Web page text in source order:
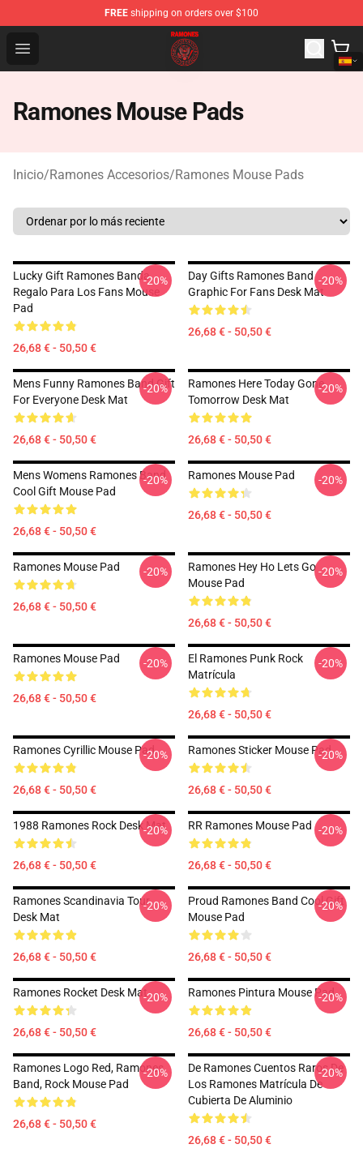
FREE shipping on orders over $100
Open menu
Ramones Store - Official Ramones Merchandise Shop
Ramones Mouse Pads
Inicio/Ramones Accesorios/Ramones Mouse Pads
Lucky Gift Ramones Banda
Regalo Para Los Fans Mouse
Pad
26,68 € - 50,50 €
-20%
Day Gifts Ramones Band
Graphic For Fans Desk Mat
26,68 € - 50,50 €
-20%
Mens Funny Ramones Band Gift
For Everyone Desk Mat
26,68 € - 50,50 €
-20%
Ramones Here Today Gone
Tomorrow Desk Mat
26,68 € - 50,50 €
-20%
Mens Womens Ramones Band
Cool Gift Mouse Pad
26,68 € - 50,50 €
-20% Ramones Mouse Pad
26,68 € - 50,50 €
-20%
Ramones Mouse Pad
26,68 € - 50,50 €
-20%
Ramones Hey Ho Lets Go
Mouse Pad
26,68 € - 50,50 €
-20%
Ramones Mouse Pad
26,68 € - 50,50 €
-20%
El Ramones Punk Rock
Matrícula
26,68 € - 50,50 €
-20%
Ramones Cyrillic Mouse Pad
26,68 € - 50,50 €
-20% Ramones Sticker Mouse Pad
26,68 € - 50,50 €
-20%
1988 Ramones Rock Desk Mat
26,68 € - 50,50 €
-20% RR Ramones Mouse Pad
26,68 € - 50,50 €
-20%
Ramones Scandinavia Tour
Desk Mat
26,68 € - 50,50 €
-20%
Proud Ramones Band Cool Gift
Mouse Pad
26,68 € - 50,50 €
-20%
Ramones Rocket Desk Mat
26,68 € - 50,50 €
-20% Ramones Pintura Mouse Pad
26,68 € - 50,50 €
-20%
Ramones Logo Red, Ramones
Band, Rock Mouse Pad
26,68 € - 50,50 €
-20%
De Ramones Cuentos Raros De
Los Ramones Matrícula De
Cubierta De Aluminio
26,68 € - 50,50 €
-20%